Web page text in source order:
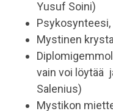
Yusuf Soini)
Mystinen
vain voi löytää
Salenius)
Mystikon